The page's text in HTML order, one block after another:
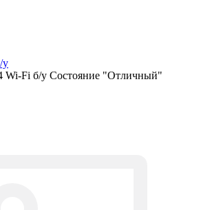
у
Wi-Fi б/у Состояние "Отличный"